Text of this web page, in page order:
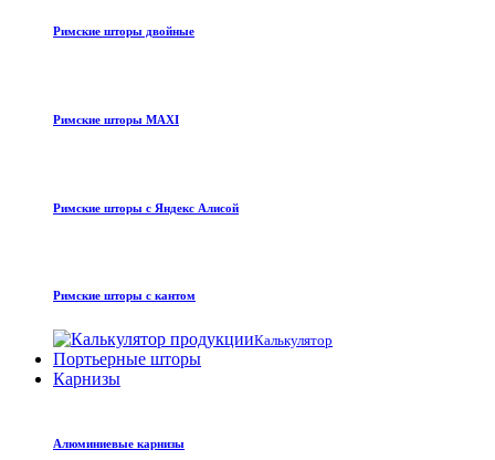
Римские шторы двойные
Римские шторы MAXI
Римские шторы с Яндекс Алисой
Римские шторы с кантом
Калькулятор
Портьерные шторы
Карнизы
Алюминиевые карнизы